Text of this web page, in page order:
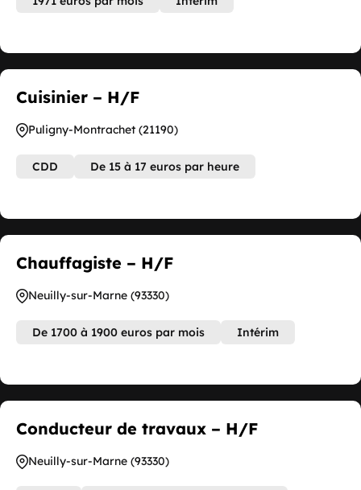
Cuisinier – H/F
Puligny-Montrachet (21190)
CDD De 15 à 17 euros par heure
Chauffagiste – H/F
Neuilly-sur-Marne (93330)
De 1700 à 1900 euros par mois Intérim
Conducteur de travaux – H/F
Neuilly-sur-Marne (93330)